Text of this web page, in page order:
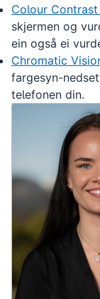
Colour
skjermen og
ein også ei
Chromatic
fargesyn-
telefonen din.